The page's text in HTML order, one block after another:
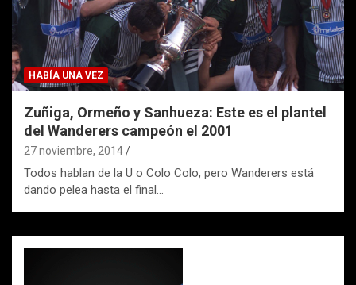
HABÍA UNA VEZ
Zuñiga, Ormeño y Sanhueza: Este es el plantel
del Wanderers campeón el 2001
27 noviembre, 2014
Todos hablan de la U o Colo Colo, pero Wanderers está
dando pelea hasta el final…